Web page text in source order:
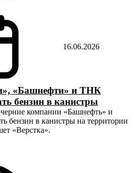
16.06.2026
«Башнефти» и ТНК
бензин в канистры
компании «Башнефть» и
бензин в канистры на территории
«Верстка».